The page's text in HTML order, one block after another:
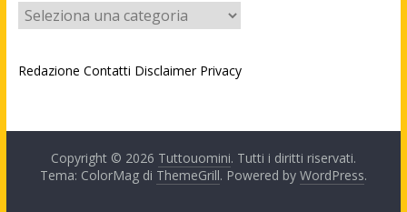
Categorie
Redazione Contatti Disclaimer Privacy
Copyright © 2026 Tuttouomini. Tutti i diritti riservati.
Tema: ColorMag di ThemeGrill. Powered by WordPress.